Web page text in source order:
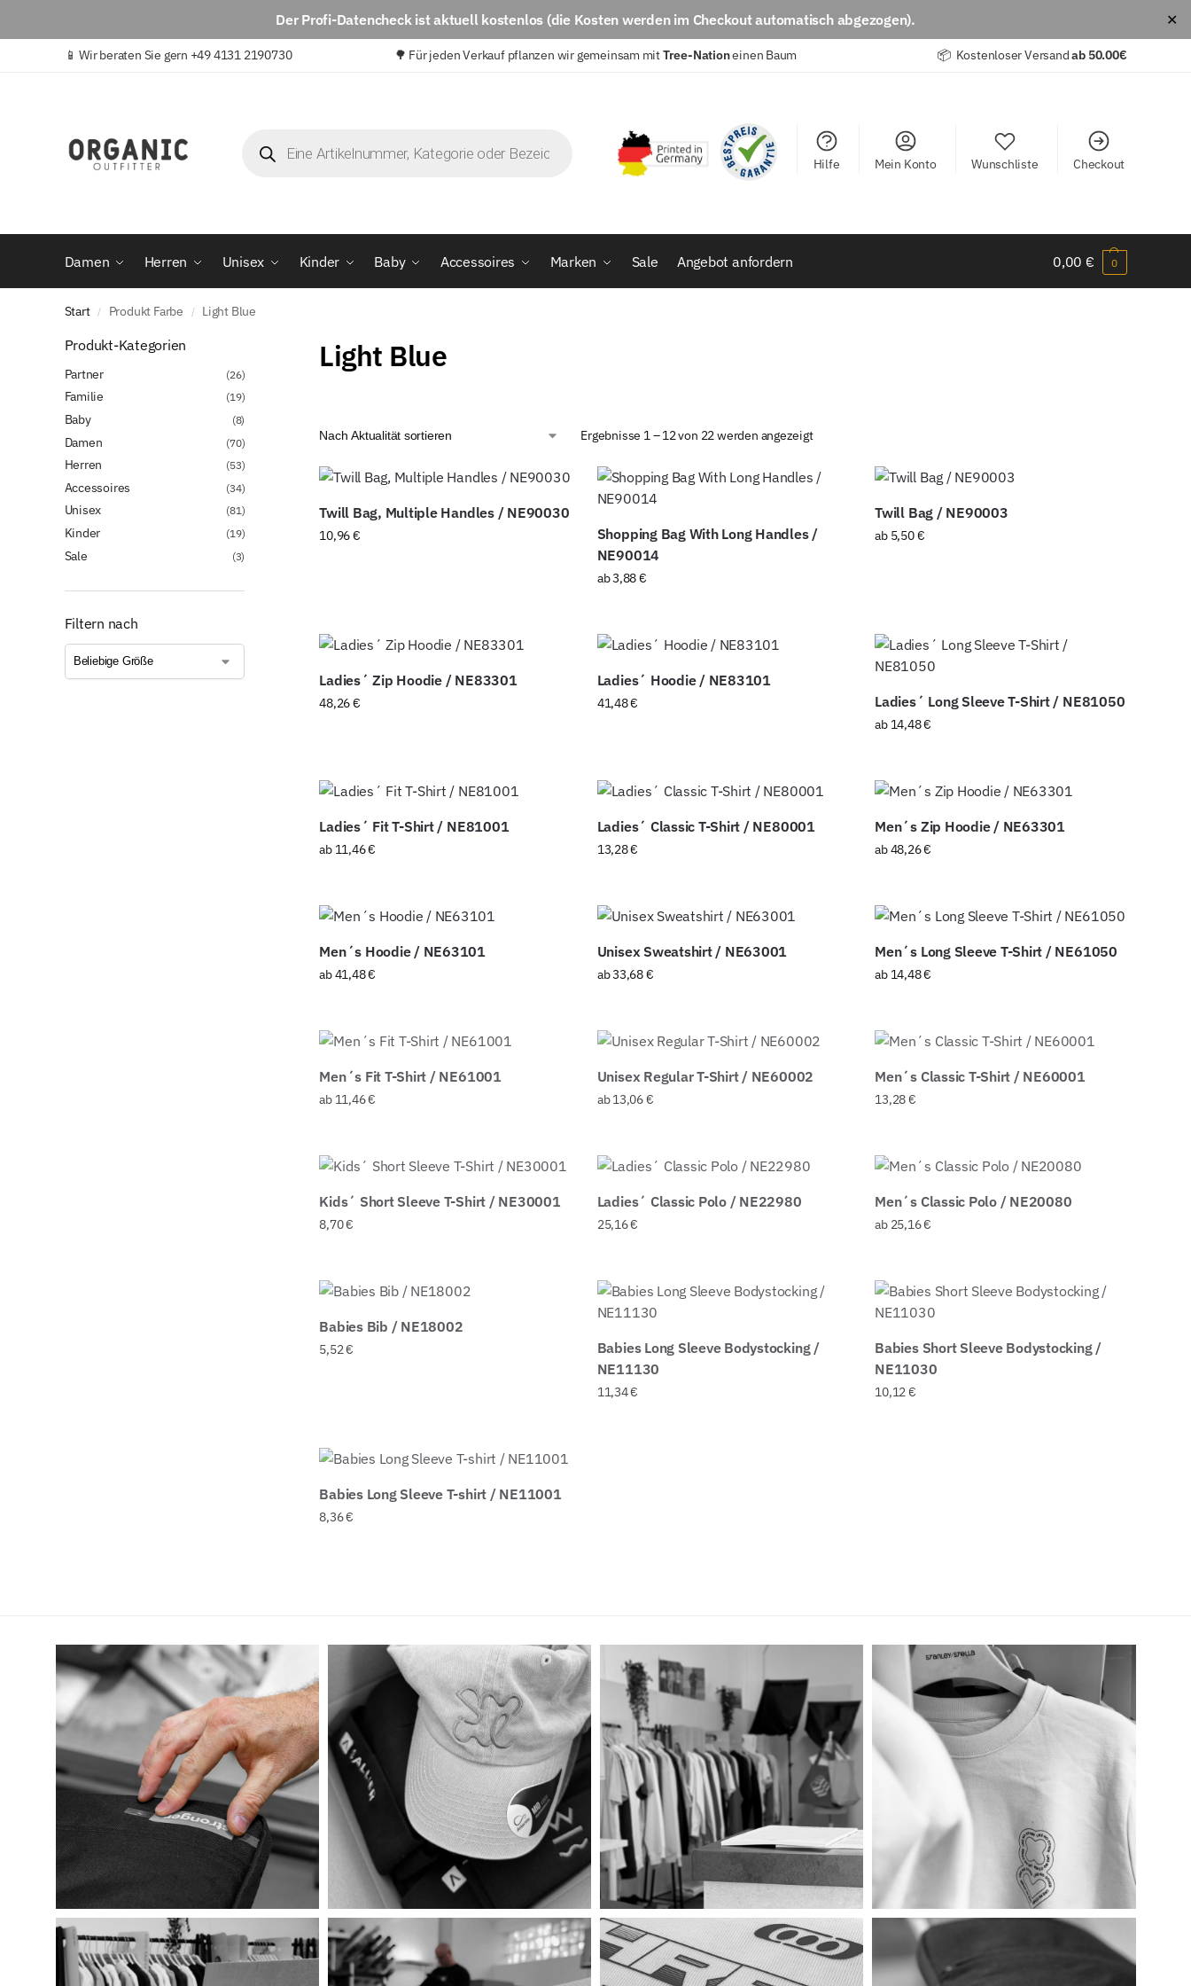
Der Profi-Datencheckist aktuell kostenlos (die Kosten werden im Checkout automatisch abgezogen). ✕
📱Wir beraten Sie gern +49 4131 2190730 🌳 Für jeden Verkauf pflanzen wir gemeinsam mitTree-Nationeinen Baum 📦 Kostenloser Versandab 50.00€
Hilfe Mein Konto Wunschliste Checkout
Damen Herren Unisex Kinder Baby Accessoires Marken Sale Angebot anfordern 0,00 € 0
Start / Produkt Farbe / Light Blue
Light Blue
Ergebnisse 1 – 12 von 22 werden angezeigt
Twill Bag, Multiple Handles / NE90030
10,96€
Shopping Bag With Long Handles /
NE90014
ab3,88€
Twill Bag / NE90003
ab 5,50€
Ladies´ Zip Hoodie / NE83301
48,26€
Ladies´ Hoodie / NE83101
41,48€ Ladies´ Long Sleeve T-Shirt / NE81050
ab 14,48€
Ladies´ Fit T-Shirt / NE81001
ab 11,46€
Ladies´ Classic T-Shirt / NE80001
13,28€
Men´s Zip Hoodie / NE63301
ab48,26€
Men´s Hoodie / NE63101
ab41,48€
Unisex Sweatshirt / NE63001
ab33,68€
Men´s Long Sleeve T-Shirt / NE61050
ab 14,48€
Men´s Fit T-Shirt / NE61001
ab 11,46€
Unisex Regular T-Shirt / NE60002
ab13,06€
Men´s Classic T-Shirt / NE60001
13,28€
Kids´ Short Sleeve T-Shirt / NE30001
8,70€
Ladies´ Classic Polo / NE22980
25,16€
Men´s Classic Polo / NE20080
ab 25,16€
Babies Bib / NE18002
5,52€
Babies Long Sleeve Bodystocking /
NE11130
11,34€
Babies Short Sleeve Bodystocking /
NE11030
10,12€
Babies Long Sleeve T-shirt / NE11001
8,36€
Produkt-Kategorien
Partner (26)
Familie (19)
Baby (8)
Damen (70)
Herren (53)
Accessoires (34)
Unisex (81)
Kinder (19)
Sale (3)
Filtern nach